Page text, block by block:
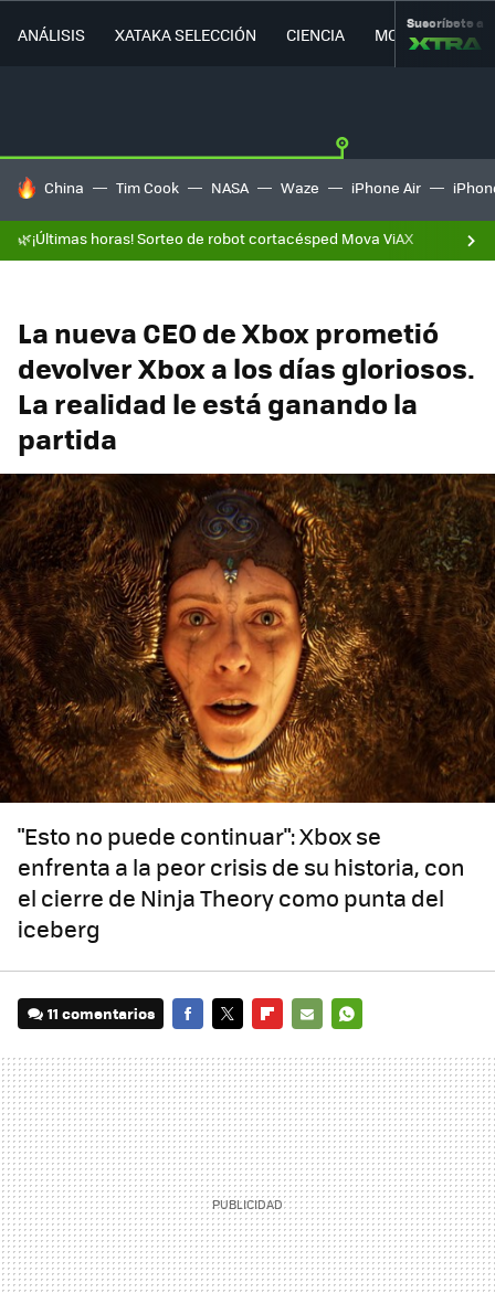
ANÁLISIS XATAKA SELECCIÓN CIENCIA MOVILIDAD
Suscríbete a
HOY SE HABLA DE
China Tim Cook NASA Waze iPhone Air
🌿¡Últimas horas! Sorteo de robot cortacésped Mova ViAX
La nueva CEO de Xbox prometió
devolver Xbox a los días gloriosos.
La realidad le está ganando la
partida
"Esto no puede continuar": Xbox se
enfrenta a la peor crisis de su historia, con
el cierre de Ninja Theory como punta del
iceberg
11 comentarios
MAIL